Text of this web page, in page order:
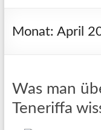
Arikel
zum
Reisen
Reise
Monat: April
Was man
Teneriffa